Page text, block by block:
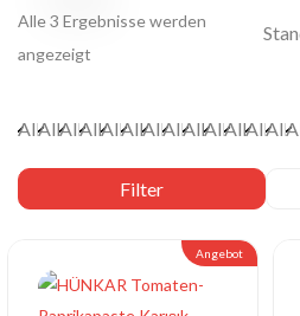
Alle 3 Ergebnisse werden
angezeigt
Angebot